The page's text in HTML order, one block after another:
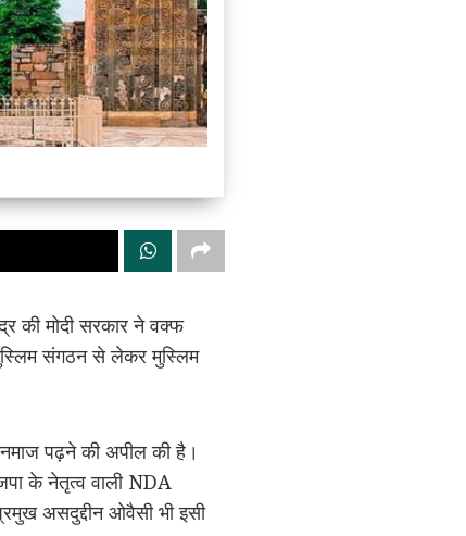
की मोदी सरकार ने वक्फ
संगठन से लेकर मुस्लिम
पढ़ने की अपील की है।
के नेतृत्व वाली NDA
असदुद्दीन ओवैसी भी इसी